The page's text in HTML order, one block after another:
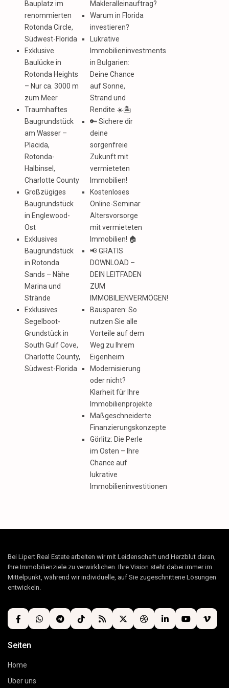
Bauplatz im
renommierten
Rotonda Circle,
Südwest-Florida
Exklusive
Baulücke in
Rotonda Heights
– Nur ca. 3000 m
zum Meer
Traumhaftes
Baugrundstück
am Wasser –
Placida,
Rotonda-
Halbinsel,
Charlotte County
Großzügiges
Baugrundstück
in Englewood-
Ost
Exklusives
Baugrundstück
in Rotonda
Sands – Nähe
Marina und
Strände
Exklusives
Segelboot-
Grundstück in
South Gulf Cove,
Charlotte County,
Südwest-Florida
Makleralleinauftrag?
Warum in Florida
investieren?
Lukrative
Immobilieninvestments
in Bulgarien:
Deine Chance
auf Sonne,
Strand und
Rendite ☀️🏝️
🔑 Sichere dir
deine
sorgenfreie
Zukunft mit
vermieteten
Immobilien!
Kostenloses
Online-Seminar
Altersvorsorge
mit vermieteten
Immobilien! 🏠
📢 GRATIS
DOWNLOAD –
DEIN LEITFADEN
ZUM
IMMOBILIENVERMÖGEN!
Bausparen: So
nutzen Sie alle
Vorteile auf dem
Weg zu Ihrem
Eigenheim
Modernisierung
oder nicht?
Klarheit für Ihre
Immobilienprojekte
Maßgeschneiderte
Finanzierungskonzepte
Görlitz: Die Perle
im Osten – Ihre
Chance auf
lukrative
Immobilieninvestitionen
Bei Lipert Real Estate arbeiten wir mit Leidenschaft und Herzblut daran,
Ihre Immobilienziele zu verwirklichen. Ihre Vision steht dabei immer im
Mittelpunkt, während wir individuelle, auf Sie zugeschnittene Lösungen
entwickeln.
Seiten
Home
Über uns